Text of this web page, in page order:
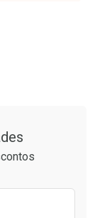
Desconto
Desconto